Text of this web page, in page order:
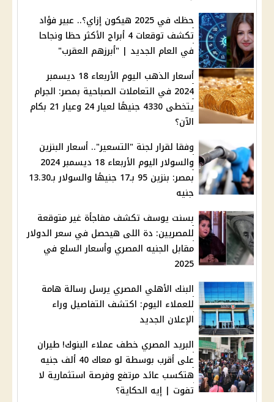
حظك في 2025 هيكون إزاي؟.. عبير فؤاد
تكشف توقعات 4 أبراج الأكثر حظا ونجاحا
في العام الجديد | "أبرزهم العقرب"
أسعار الذهب اليوم الأربعاء 18 ديسمبر
2024 في التعاملات الصباحية بمصر: الجرام
يتخطى 4330 جنيهًا لعيار 24 وعيار 21 بكام
الآن؟
وفقا لقرار لجنة "التسعير".. أسعار البنزين
والسولار اليوم الأربعاء 18 ديسمبر 2024
بمصر: بنزين 95 بـ17 جنيهًا والسولار بـ13.30
جنيه
بسنت يوسف تكشف مفاجأة غير متوقعة
للمصريين: دة اللى هيحصل في سعر الدولار
مقابل الجنيه المصري وأسعار السلع في
2025
البنك الأهلي المصري يرسل رسالة هامة
للعملاء اليوم: اكتشف التفاصيل وراء
الإعلان الجديد
البريد المصري خطف عملاء البنوك! طيران
على أقرب بوسطة لو معاك 40 ألف جنيه
هتكسب عائد مرتفع وفرصة استثمارية لا
تفوت | إيه الحكاية؟